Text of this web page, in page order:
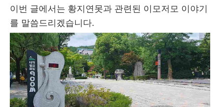
이번 글에서는 황지연못과 관련된 이모저모 이야기
를 말씀드리겠습니다.